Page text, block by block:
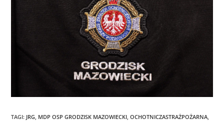
TAGI: JRG MDP OSP GRODZISK MAZOWIECKI OCHOTNICZASTRAŻPOŻARNA